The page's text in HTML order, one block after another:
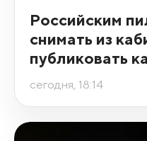
Российским
снимать из
публиковать
сегодня, 18:14